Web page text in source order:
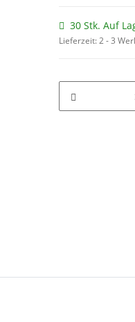
30 Stk. Auf
Lieferzeit:2 - 3